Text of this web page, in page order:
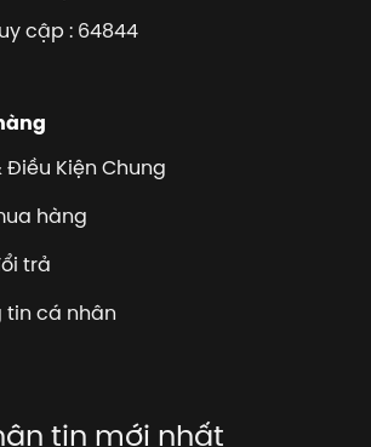
cập : 64844
Điều Kiện Chung
hàng
trả
tin cá nhân
tin mới nhất